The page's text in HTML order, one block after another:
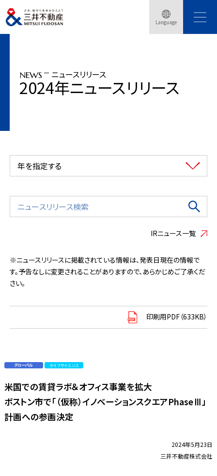
Language
トップページ ニュースリリース
ボストン市で「（仮称）イノベーションスクエアPhaseⅢ」計画への参画決定
NEWS ニュースリリース
2024年ニュースリリース
年を指定する
IRニュース一覧
※ニュースリリースに掲載されている情報は、発表日現在の情報で
す。予告なしに変更されることがありますので、あらかじめご了承くだ
さい。
印刷用PDF（633KB）
米国での賃貸ラボ＆オフィス事業を拡大
ボストン市で「（仮称）イノベーションスクエアPhaseⅢ」
計画への参画決定
2024年5月23日
三井不動産株式会社